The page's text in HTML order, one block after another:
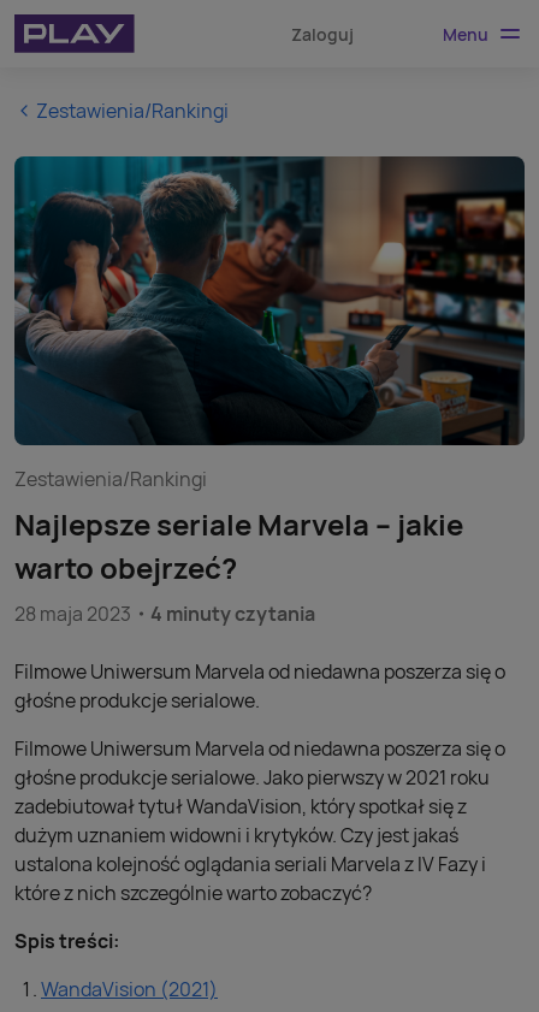
Zaloguj Menu
Zestawienia/Rankingi
Zestawienia/Rankingi
Najlepsze seriale Marvela – jakie
warto obejrzeć?
28 maja 2023 4 minuty czytania
Filmowe Uniwersum Marvela od niedawna poszerza się o
głośne produkcje serialowe.
Filmowe Uniwersum Marvela od niedawna poszerza się o
głośne produkcje serialowe. Jako pierwszy w 2021 roku
zadebiutował tytuł WandaVision, który spotkał się z
dużym uznaniem widowni i krytyków. Czy jest jakaś
ustalona kolejność oglądania seriali Marvela z IV Fazy i
które z nich szczególnie warto zobaczyć?
Spis treści:
WandaVision (2021)